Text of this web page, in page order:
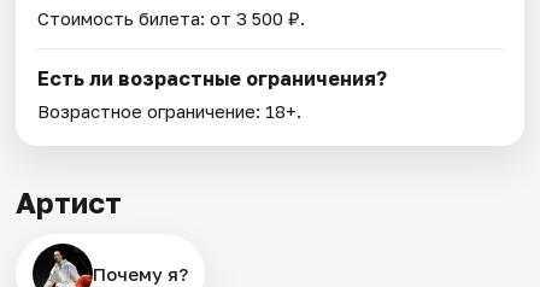
Стоимость билета: от 3 500 ₽.
Есть ли возрастные ограничения?
Возрастное ограничение: 18+.
Артист
Почему я?